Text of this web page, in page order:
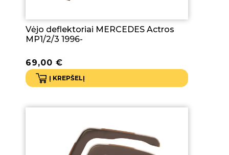
Vėjo deflektoriai MERCEDES Actros
MP1/2/3 1996-
69,00 €
Į KREPŠELĮ